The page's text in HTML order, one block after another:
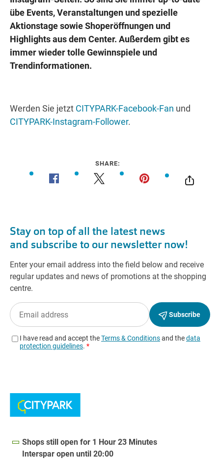
übe Events, Veranstaltungen und spezielle
Aktionstage sowie Shoperöffnungen und
Highlights aus dem Center. Außerdem gibt es
immer wieder tolle Gewinnspiele und
Trendinformationen.
Werden Sie jetzt CITYPARK-Facebook-Fan und
CITYPARK-Instagram-Follower.
SHARE:
Shops still open for 1 Hour 23 Minutes
Interspar open until 20:00